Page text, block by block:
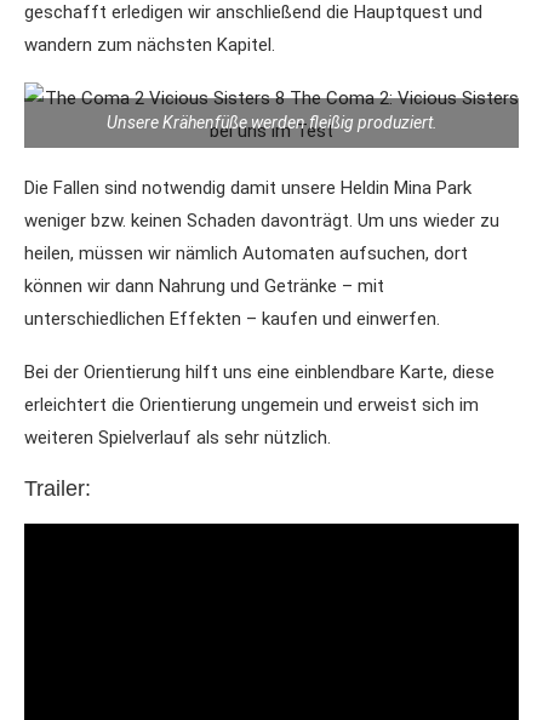
geschafft erledigen wir anschließend die Hauptquest und
wandern zum nächsten Kapitel.
Unsere Krähenfüße werden fleißig produziert.
Die Fallen sind notwendig damit unsere Heldin Mina Park
weniger bzw. keinen Schaden davonträgt. Um uns wieder zu
heilen, müssen wir nämlich Automaten aufsuchen, dort
können wir dann Nahrung und Getränke – mit
unterschiedlichen Effekten – kaufen und einwerfen.
Bei der Orientierung hilft uns eine einblendbare Karte, diese
erleichtert die Orientierung ungemein und erweist sich im
weiteren Spielverlauf als sehr nützlich.
Trailer: